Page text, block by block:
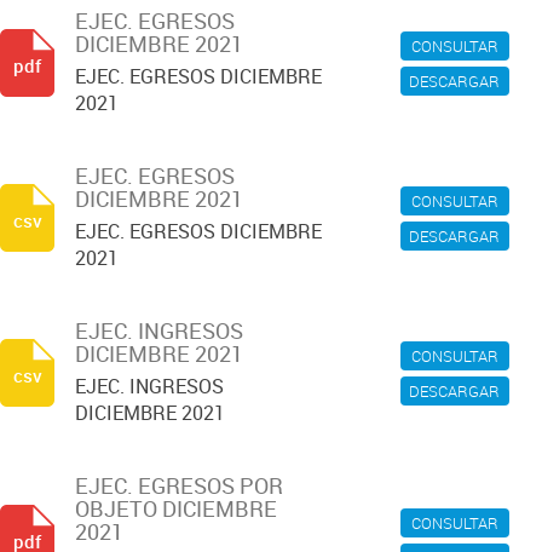
CONSULTAR
DESCARGAR
EJEC. EGRESOS
DICIEMBRE 2021
EJEC. EGRESOS DICIEMBRE
2021
pdf
CONSULTAR
DESCARGAR
EJEC. EGRESOS
DICIEMBRE 2021
EJEC. EGRESOS DICIEMBRE
2021
csv
CONSULTAR
DESCARGAR
EJEC. INGRESOS
DICIEMBRE 2021
EJEC. INGRESOS
DICIEMBRE 2021
csv
CONSULTAR
EJEC. EGRESOS POR
OBJETO DICIEMBRE
2021
pdf